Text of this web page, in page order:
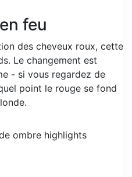
feu
des cheveux roux, cette
Le changement est
- si vous regardez de
point le rouge se fond